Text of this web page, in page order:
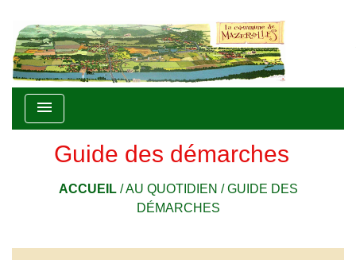
menu
Guide des démarches
ACCUEIL/AU QUOTIDIEN /GUIDE DES
DÉMARCHES